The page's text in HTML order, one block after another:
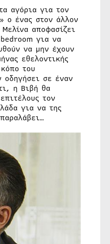
αγόρια για τον
ο ένας στον άλλον
αποφασίζει
για να
να μην έχουν
εθελοντικής
του
οδηγήσει σε έναν
η Βιβή θα
τον
για να της